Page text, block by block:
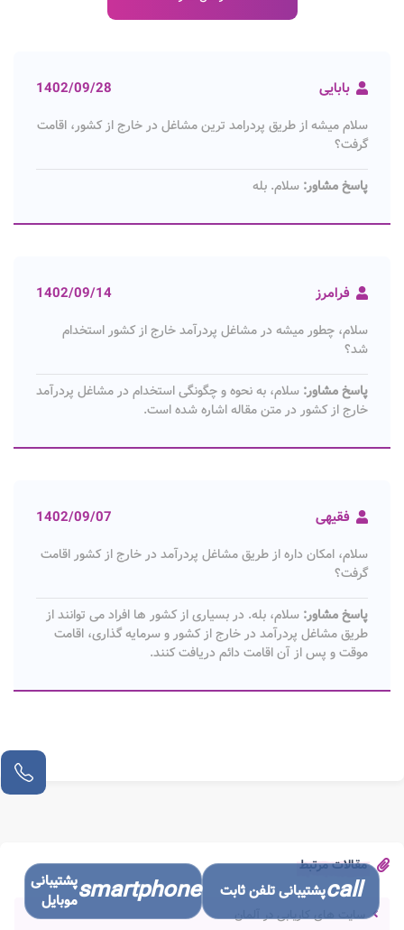
مقالات مرتبط
سایت های کاریابی در آلمان
بابایی 1402/09/28
سلام میشه از طریق پردرامد ترین مشاغل در خارج از کشور، اقامت
گرفت؟
پاسخ مشاور: سلام. بله
فرامرز 1402/09/14
سلام، چطور میشه در مشاغل پردرآمد خارج از کشور استخدام
شد؟
پاسخ مشاور: سلام، به نحوه و چگونگی استخدام در مشاغل پردرآمد
خارج از کشور در متن مقاله اشاره شده است.
فقیهی 1402/09/07
سلام، امکان داره از طریق مشاغل پردرآمد در خارج از کشور اقامت
گرفت؟
پاسخ مشاور: سلام، بله. در بسیاری از کشور ها افراد می توانند از
طریق مشاغل پردرآمد در خارج از کشور و سرمایه گذاری، اقامت
موقت و پس از آن اقامت دائم دریافت کنند.
callپشتیبانی تلفن ثابت smartphoneپشتیبانی
موبایل